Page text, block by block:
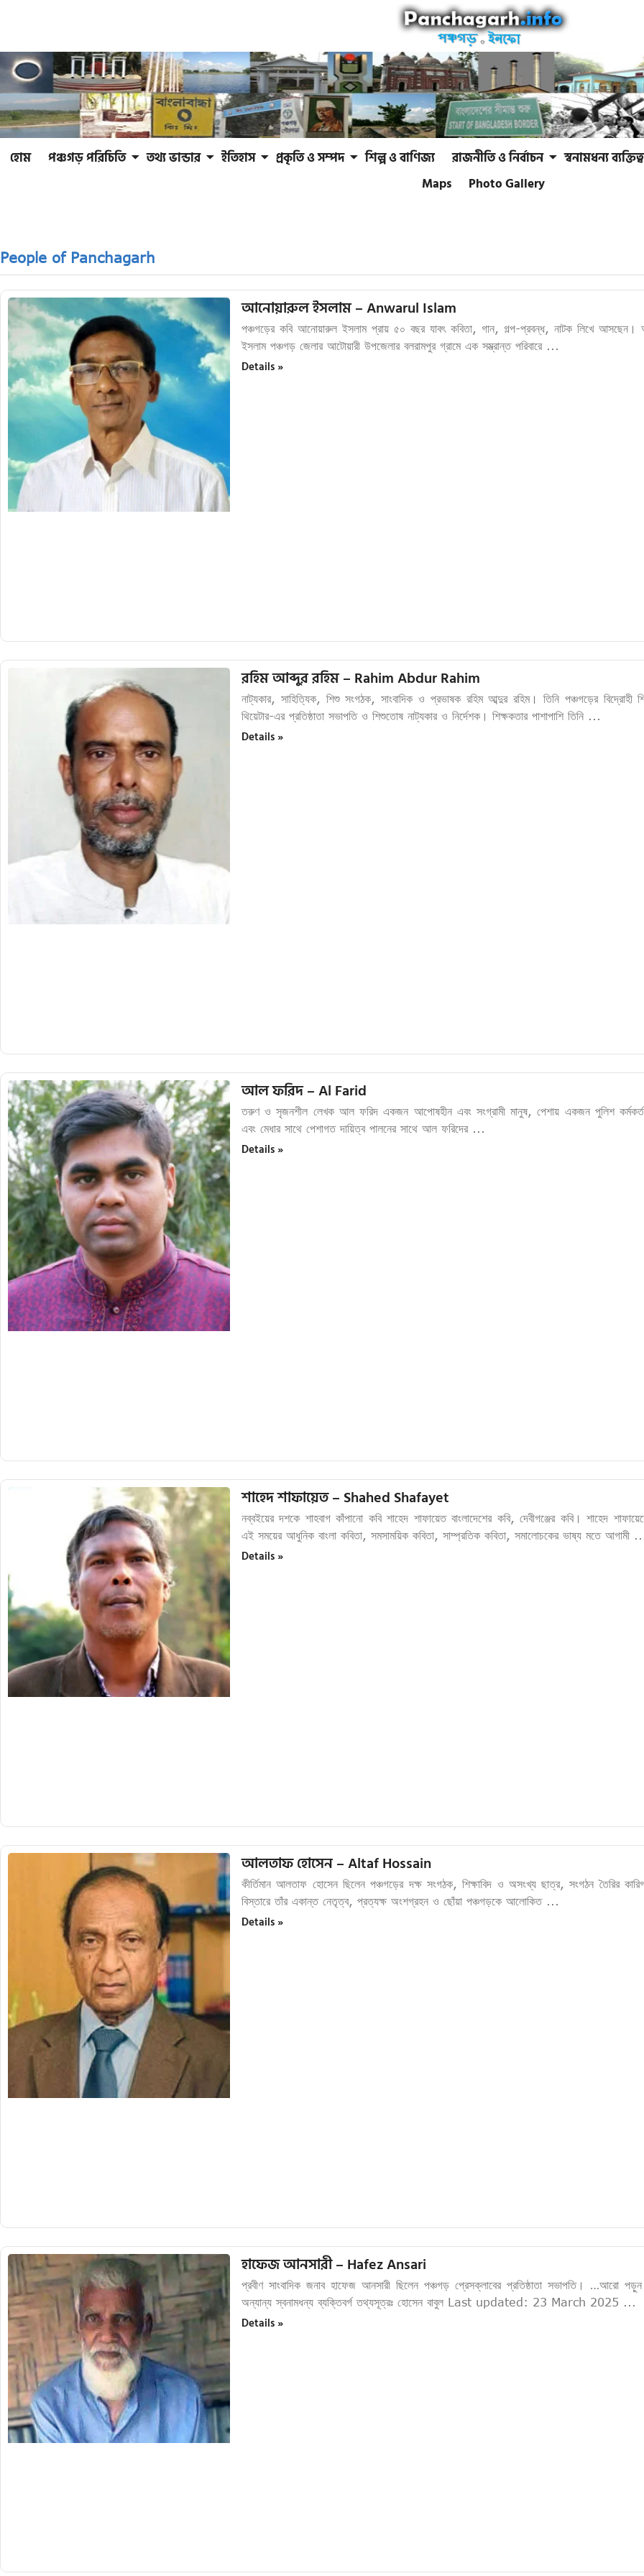
হোম পঞ্চগড় পরিচিতি তথ্য ভান্ডার ইতিহাস প্রকৃতি ও সম্পদ শিল্প ও বাণিজ্য রাজনীতি ও নির্বাচন স্বনামধন্য ব্যক্তিত্ব
Maps
Photo Gallery
People of Panchagarh
আনোয়ারুল ইসলাম – Anwarul Islam
পঞ্চগড়ের কবি আনোয়ারুল ইসলাম প্রায় ৫০ বছর যাবৎ কবিতা, গান, গল্প-প্রবন্ধ, নাটক লিখে আসছেন।
ইসলাম পঞ্চগড় জেলার আটোয়ারী উপজেলার বলরামপুর গ্রামে এক সম্ভ্রান্ত পরিবারে
Details »
রহিম আব্দুর রহিম – Rahim Abdur Rahim
নাট্যকার, সাহিত্যিক, শিশু সংগঠক, সাংবাদিক ও প্রভাষক রহিম আব্দুর রহিম। তিনি পঞ্চগড়ের বিদ্রোহী
থিয়েটার-এর প্রতিষ্ঠাতা সভাপতি ও শিশুতোষ নাট্যকার ও নির্দেশক। শিক্ষকতার পাশাপাশি তিনি
Details »
আল ফরিদ – Al Farid
তরুণ ও সৃজনশীল লেখক আল ফরিদ একজন আপোষহীন এবং সংগ্রামী মানুষ, পেশায় একজন পুলিশ
এবং মেধার সাথে পেশাগত দায়িত্ব পালনের সাথে আল ফরিদের
Details »
শাহেদ শাফায়েত – Shahed Shafayet
নব্বইয়ের দশকে শাহবাগ কাঁপানো কবি শাহেদ শাফায়েত বাংলাদেশের কবি, দেবীগঞ্জের কবি। শাহেদ
এই সময়ের আধুনিক বাংলা কবিতা, সমসাময়িক কবিতা, সাম্প্রতিক কবিতা, সমালোচকের ভাষ্য মতে আগামী
Details »
আলতাফ হোসেন – Altaf Hossain
কীর্তিমান আলতাফ হোসেন ছিলেন পঞ্চগড়ের দক্ষ সংগঠক, শিক্ষাবিদ ও অসংখ্য ছাত্র, সংগঠন তৈরির
বিস্তারে তাঁর একান্ত নেতৃত্ব, প্রত্যক্ষ অংশগ্রহন ও ছোঁয়া পঞ্চগড়কে আলোকিত
Details »
হাফেজ আনসারী – Hafez Ansari
প্রবীণ সাংবাদিক জনাব হাফেজ আনসারী ছিলেন পঞ্চগড় প্রেসক্লাবের প্রতিষ্ঠাতা সভাপতি। …আরো
অন্যান্য স্বনামধন্য ব্যক্তিবর্গ তথ্যসূত্রঃ হোসেন বাবুল Last updated: 23 March 2025
Details »